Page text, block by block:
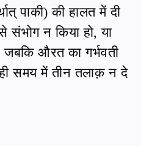
पाकी) की हालत में दी
संभोग न किया हो, या
औरत का गर्भवती
समय में तीन तलाक़ न दे